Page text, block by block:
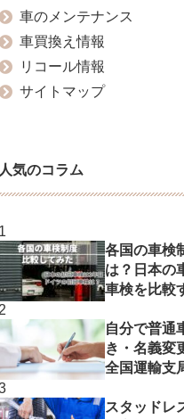
車のメンテナンス
車買換え情報
リコール情報
サイトマップ
人気のコラム
各国の車検
は？日本の
車検を比較
自分で普通
き・名義変
全国運輸支
スタッドレ